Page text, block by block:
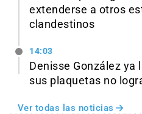
extenderse a otros
clandestinos
14:03
Denisse González ya
sus plaquetas no
Ver todas las noticias